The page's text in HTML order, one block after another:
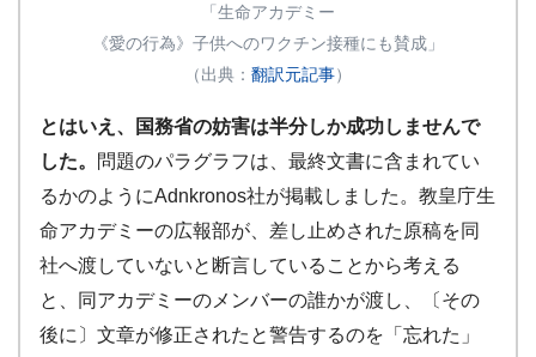
「生命アカデミー
《愛の行為》子供へのワクチン接種にも賛成」
（出典： 翻訳元記事）
とはいえ、国務省の妨害は半分しか成功しませんで
した。
問題のパラグラフは、最終文書に含まれてい
るかのようにAdnkronos社が掲載しました。教皇庁生
命アカデミーの広報部が、差し止めされた原稿を同
社へ渡していないと断言していることから考える
と、同アカデミーのメンバーの誰かが渡し、〔その
後に〕文章が修正されたと警告するのを「忘れた」